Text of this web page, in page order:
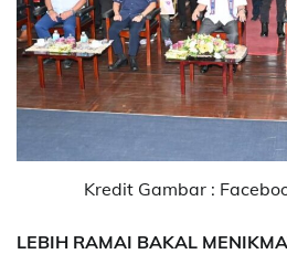
Kredit Gambar :
LEBIH RAMAI BAKAL